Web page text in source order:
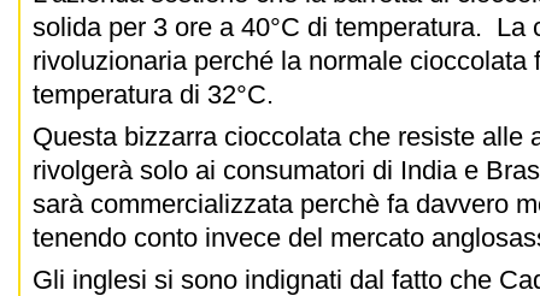
solida per 3 ore a 40°C di temperatura. La
rivoluzionaria perché la normale cioccolata
temperatura di 32°C.
Questa bizzarra cioccolata che resiste alle
rivolgerà solo ai consumatori di India e
sarà commercializzata perchè fa davvero
tenendo conto invece del mercato
Gli inglesi si sono indignati dal fatto che